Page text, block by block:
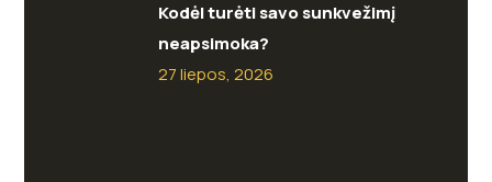
Kodėl turėti savo sunkvežimį
neapsimoka?
27 liepos, 2026